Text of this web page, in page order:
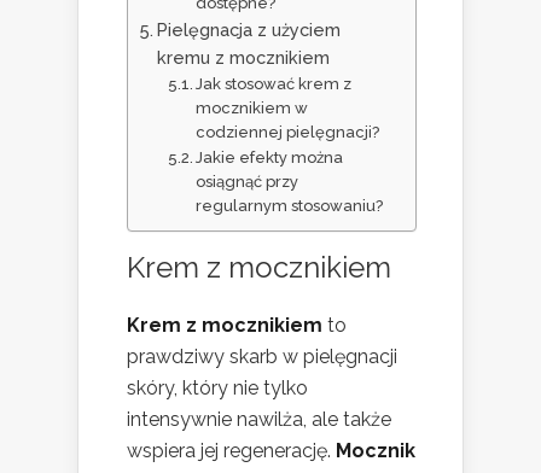
Pielęgnacja z użyciem
kremu z mocznikiem
Jak stosować krem z
mocznikiem w
codziennej pielęgnacji?
Jakie efekty można
osiągnąć przy
regularnym stosowaniu?
Krem z mocznikiem
Krem z mocznikiem to
prawdziwy skarb w pielęgnacji
skóry, który nie tylko
intensywnie nawilża, ale także
wspiera jej regenerację. Mocznik